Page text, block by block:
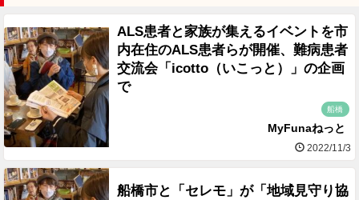
ALS患者と家族が集えるイベントを市
内在住のALS患者らが開催、難病患者
交流会「icotto（いこっと）」の企画
で
船橋
MyFunaねっと
2022/11/3
船橋市と「セレモ」が「地域見守り協